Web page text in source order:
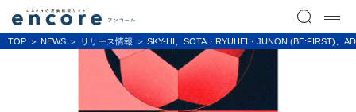
TOP NEWS リリース情報 SKY-HI、SOTA・RYUHEI・JUNON (BE:FIRST)、